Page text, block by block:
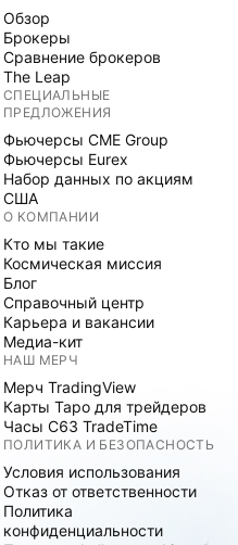
Обзор
Брокеры
Сравнение брокеров
The Leap
СПЕЦИАЛЬНЫЕ
ПРЕДЛОЖЕНИЯ
Фьючерсы CME Group
Фьючерсы Eurex
Набор данных по акциям
США
О КОМПАНИИ
Кто мы такие
Космическая миссия
Блог
Справочный центр
Карьера и вакансии
Медиа-кит
НАШ МЕРЧ
Мерч TradingView
Карты Таро для трейдеров
Часы C63 TradeTime
ПОЛИТИКА И БЕЗОПАСНОСТЬ
Условия использования
Отказ от ответственности
Политика
конфиденциальности